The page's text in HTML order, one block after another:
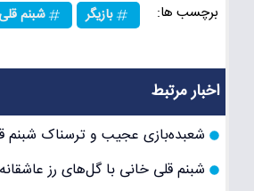
برچسب ها: بازیگر شبنم
اخبار مرتبط
شعبده‌بازی عجیب و ترسناک شبنم
شبنم قلی خانی با گل‌های رز